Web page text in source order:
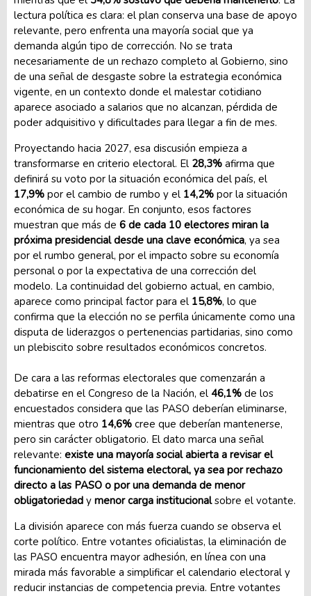
lectura política es clara: el plan conserva una base de apoyo
relevante, pero enfrenta una mayoría social que ya
demanda algún tipo de corrección. No se trata
necesariamente de un rechazo completo al Gobierno, sino
de una señal de desgaste sobre la estrategia económica
vigente, en un contexto donde el malestar cotidiano
aparece asociado a salarios que no alcanzan, pérdida de
poder adquisitivo y dificultades para llegar a fin de mes.
Proyectando hacia 2027, esa discusión empieza a
transformarse en criterio electoral. El 28,3% afirma que
definirá su voto por la situación económica del país, el
17,9% por el cambio de rumbo y el 14,2% por la situación
económica de su hogar. En conjunto, esos factores
muestran que más de 6 de cada 10 electores miran la
próxima presidencial desde una clave económica, ya sea
por el rumbo general, por el impacto sobre su economía
personal o por la expectativa de una corrección del
modelo. La continuidad del gobierno actual, en cambio,
aparece como principal factor para el 15,8%, lo que
confirma que la elección no se perfila únicamente como una
disputa de liderazgos o pertenencias partidarias, sino como
un plebiscito sobre resultados económicos concretos.
De cara a las reformas electorales que comenzarán a
debatirse en el Congreso de la Nación, el 46,1% de los
encuestados considera que las PASO deberían eliminarse,
mientras que otro 14,6% cree que deberían mantenerse,
pero sin carácter obligatorio. El dato marca una señal
relevante: existe una mayoría social abierta a revisar el
funcionamiento del sistema electoral, ya sea por rechazo
directo a las PASO o por una demanda de menor
obligatoriedad y menor carga institucionalsobre el votante.
La división aparece con más fuerza cuando se observa el
corte político. Entre votantes oficialistas, la eliminación de
las PASO encuentra mayor adhesión, en línea con una
mirada más favorable a simplificar el calendario electoral y
reducir instancias de competencia previa. Entre votantes